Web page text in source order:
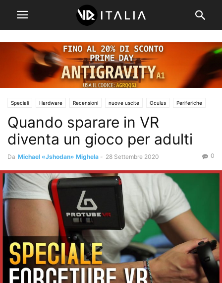
Speciali Hardware Recensioni nuove uscite Oculus Periferiche
Quando sparare in VR
diventa un gioco per adulti
Da Michael «Jshodan» Mighela - 28 Settembre 2020 0